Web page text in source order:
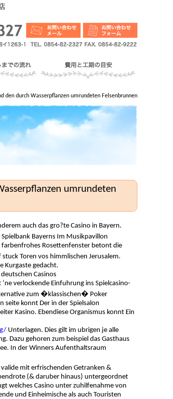
den durch Wasserpflanzen umrundeten Felsenbrunnen
umrundeten
auch das gro?te Casino in Bayern.
Bayerns Im Musikpavillon
Rosettenfenster betont die
Toren vos himmlischen Jerusalem.
Kurgaste gedacht.
Casinos
verlockende Einfuhrung ins Spielcasino-
zum �klassischen� Poker
seite konnt Der in der Spielsalon
Kasino. Ebendiese Organismus konnt Ein
Unterlagen. Dies gilt im ubrigen je alle
Dazu gehoren zum beispiel das Gasthaus
In der Winners Aufenthaltsraum
mit erfrischenden Getranken &
(& daruber hinaus) untergeordnet
welches Casino unter zuhilfenahme von
und Einheimische als auch Touristen